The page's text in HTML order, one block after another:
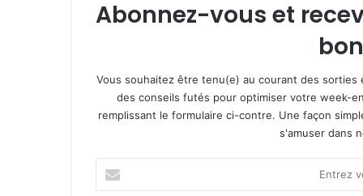
Abonnez-vous et
Vous souhaitez être tenu(e) au courant des
des conseils futés pour optimiser votre week-
remplissant le formulaire ci-contre. Une façon
s'amuser dans